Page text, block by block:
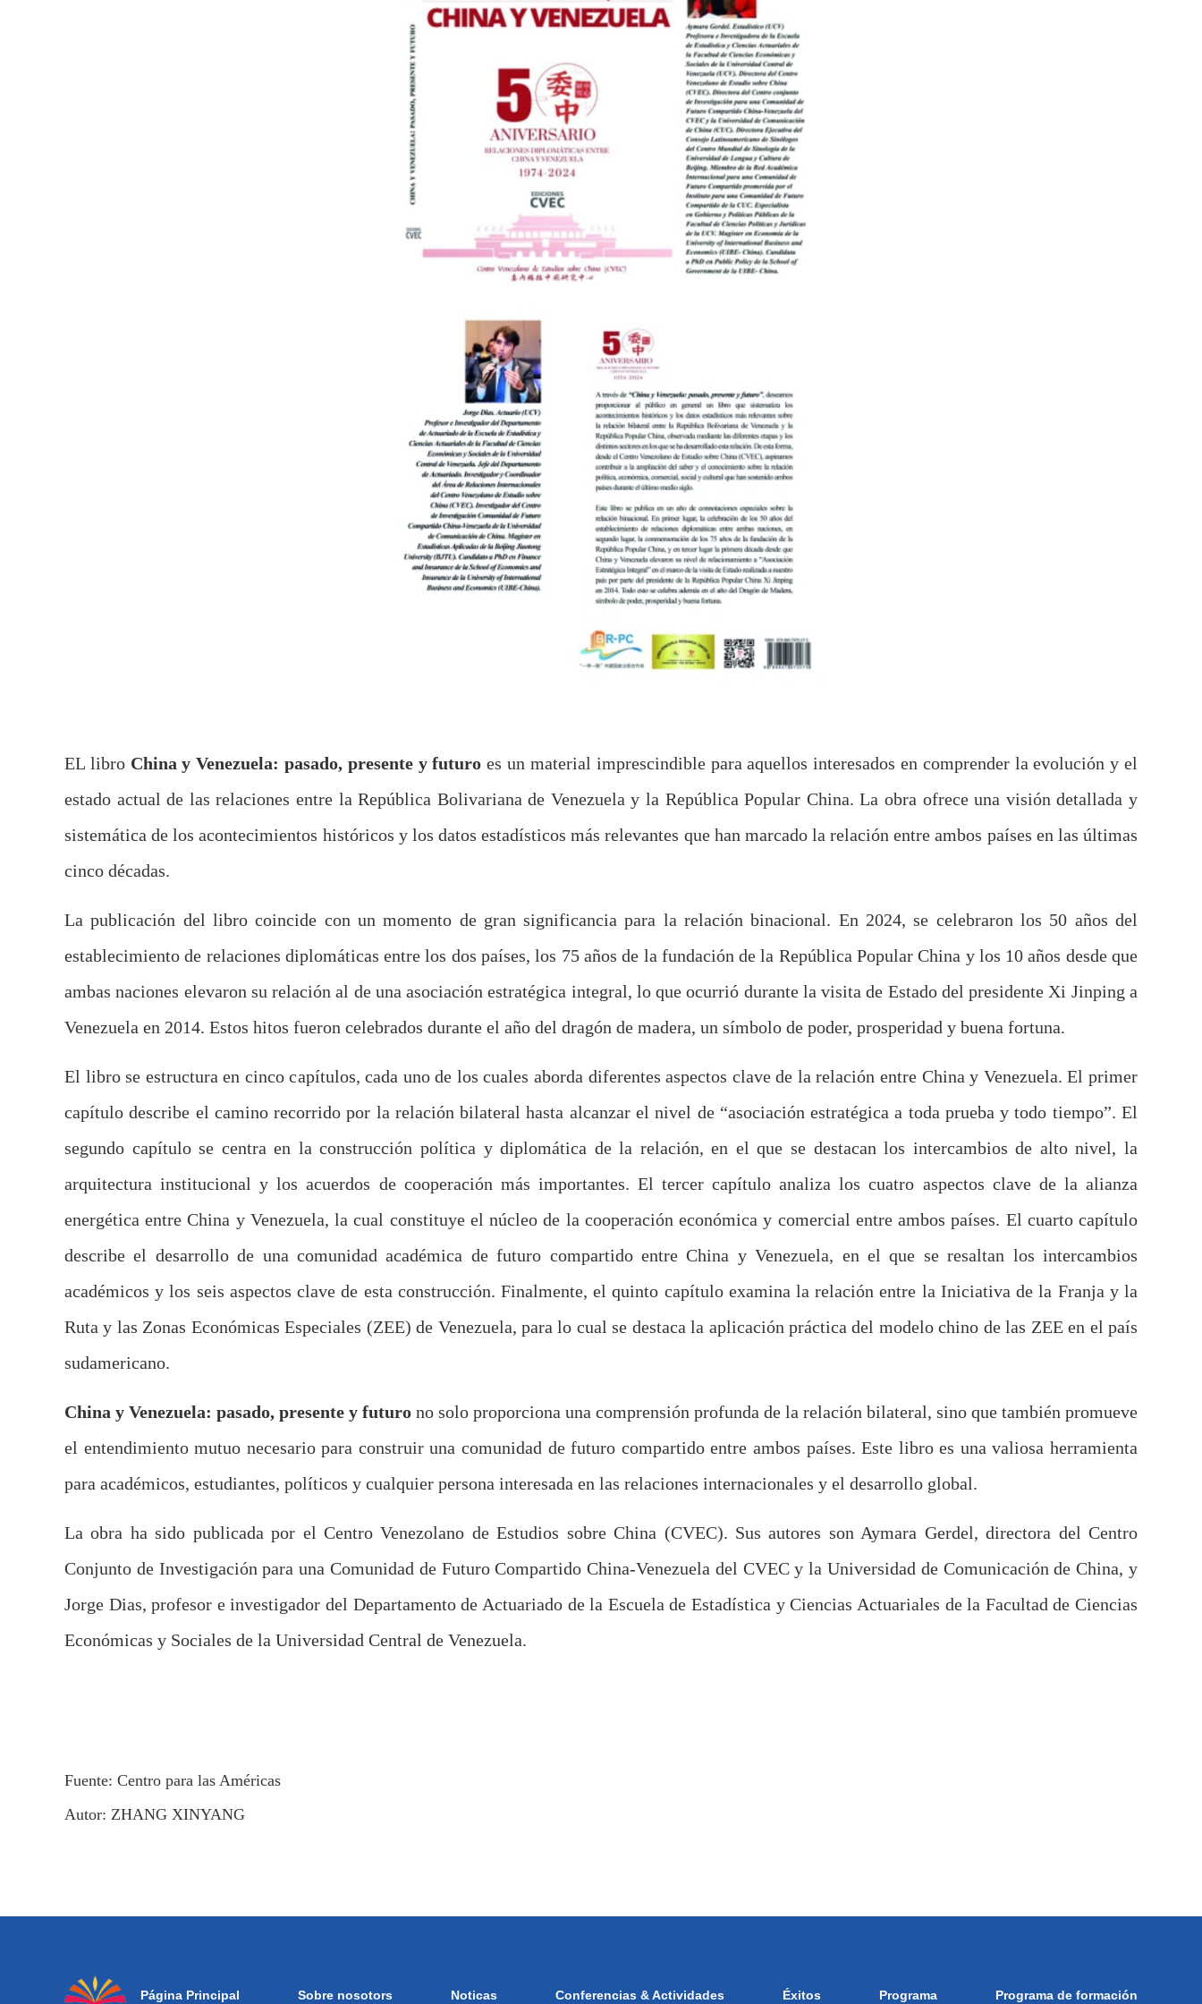
EL libro China y Venezuela: pasado, presente y futuro es un material imprescindible para aquellos interesados en comprender la evolución y el
estado actual de las relaciones entre la República Bolivariana de Venezuela y la República Popular China. La obra ofrece una visión detallada y
sistemática de los acontecimientos históricos y los datos estadísticos más relevantes que han marcado la relación entre ambos países en las últimas
cinco décadas.
La publicación del libro coincide con un momento de gran significancia para la relación binacional. En 2024, se celebraron los 50 años del
establecimiento de relaciones diplomáticas entre los dos países, los 75 años de la fundación de la República Popular China y los 10 años desde que
ambas naciones elevaron su relación al de una asociación estratégica integral, lo que ocurrió durante la visita de Estado del presidente Xi Jinping a
Venezuela en 2014. Estos hitos fueron celebrados durante el año del dragón de madera, un símbolo de poder, prosperidad y buena fortuna.
El libro se estructura en cinco capítulos, cada uno de los cuales aborda diferentes aspectos clave de la relación entre China y Venezuela. El primer
capítulo describe el camino recorrido por la relación bilateral hasta alcanzar el nivel de “asociación estratégica a toda prueba y todo tiempo”. El
segundo capítulo se centra en la construcción política y diplomática de la relación, en el que se destacan los intercambios de alto nivel, la
arquitectura institucional y los acuerdos de cooperación más importantes. El tercer capítulo analiza los cuatro aspectos clave de la alianza
energética entre China y Venezuela, la cual constituye el núcleo de la cooperación económica y comercial entre ambos países. El cuarto capítulo
describe el desarrollo de una comunidad académica de futuro compartido entre China y Venezuela, en el que se resaltan los intercambios
académicos y los seis aspectos clave de esta construcción. Finalmente, el quinto capítulo examina la relación entre la Iniciativa de la Franja y la
Ruta y las Zonas Económicas Especiales (ZEE) de Venezuela, para lo cual se destaca la aplicación práctica del modelo chino de las ZEE en el país
sudamericano.
China y Venezuela: pasado, presente y futuro no solo proporciona una comprensión profunda de la relación bilateral, sino que también promueve
el entendimiento mutuo necesario para construir una comunidad de futuro compartido entre ambos países. Este libro es una valiosa herramienta
para académicos, estudiantes, políticos y cualquier persona interesada en las relaciones internacionales y el desarrollo global.
La obra ha sido publicada por el Centro Venezolano de Estudios sobre China (CVEC). Sus autores son Aymara Gerdel, directora del Centro
Conjunto de Investigación para una Comunidad de Futuro Compartido China-Venezuela del CVEC y la Universidad de Comunicación de China, y
Jorge Dias, profesor e investigador del Departamento de Actuariado de la Escuela de Estadística y Ciencias Actuariales de la Facultad de Ciencias
Económicas y Sociales de la Universidad Central de Venezuela.
Fuente: Centro para las Américas
Autor: ZHANG XINYANG
Página Principal Sobre nosotors Noticas Conferencias & Actividades Éxitos Programa Programa de formación